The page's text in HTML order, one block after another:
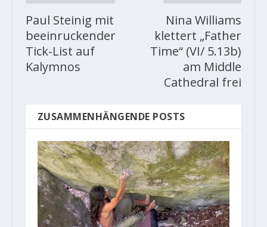
Paul Steinig mit
beeinruckender
Tick-List auf
Kalymnos
Nina Williams
klettert „Father
Time“ (VI/ 5.13b)
am Middle
Cathedral frei
ZUSAMMENHÄNGENDE POSTS